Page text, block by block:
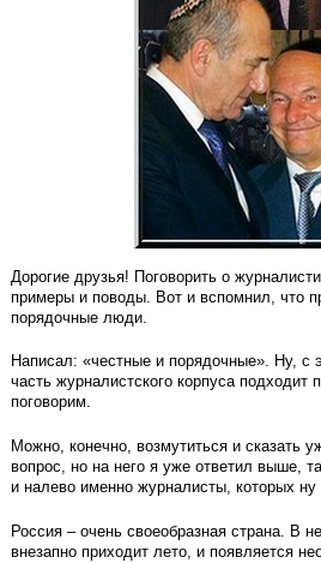
Дорогие друзья! Поговорить о
примеры и поводы. Вот и вспомнил, что
порядочные люди.
Написал: «честные и порядочные». Ну, с
часть журналистского корпуса
поговорим.
Можно, конечно, возмутиться и сказать
вопрос, но на него я уже ответил выше,
и налево именно журналисты, которых
Россия – очень своеобразная страна. В
внезапно приходит лето, и появляется